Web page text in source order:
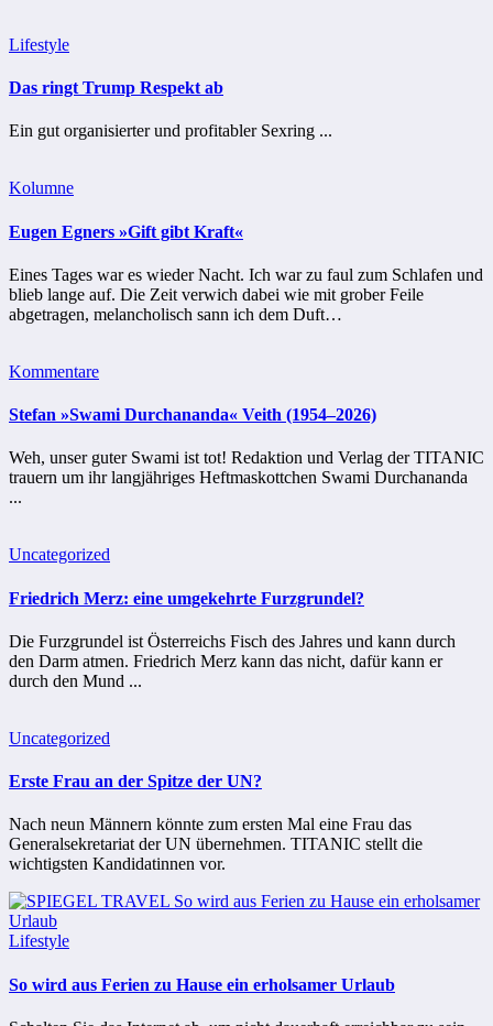
Lifestyle
Das ringt Trump Respekt ab
Ein gut organisierter und profitabler Sexring ...
Kolumne
Eugen Egners »Gift gibt Kraft«
Eines Tages war es wieder Nacht. Ich war zu faul zum Schlafen und
blieb lange auf. Die Zeit verwich dabei wie mit grober Feile
abgetragen, melancholisch sann ich dem Duft…
Kommentare
Stefan »Swami Durchananda« Veith (1954–2026)
Weh, unser guter Swami ist tot! Redaktion und Verlag der TITANIC
trauern um ihr langjähriges Heftmaskottchen Swami Durchananda
...
Uncategorized
Friedrich Merz: eine umgekehrte Furzgrundel?
Die Furzgrundel ist Österreichs Fisch des Jahres und kann durch
den Darm atmen. Friedrich Merz kann das nicht, dafür kann er
durch den Mund ...
Uncategorized
Erste Frau an der Spitze der UN?
Nach neun Männern könnte zum ersten Mal eine Frau das
Generalsekretariat der UN übernehmen. TITANIC stellt die
wichtigsten Kandidatinnen vor.
Lifestyle
So wird aus Ferien zu Hause ein erholsamer Urlaub